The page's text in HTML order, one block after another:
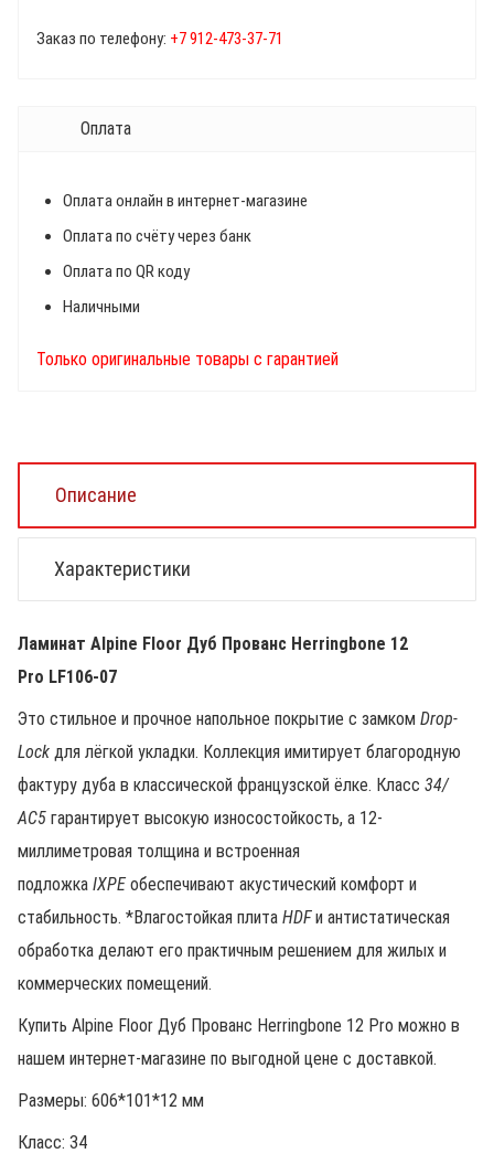
Заказ по телефону: +7 912-473-37-71
Оплата
Оплата онлайн в интернет-магазине
Оплата по счёту через банк
Оплата по QR коду
Наличными
Только оригинальные товары с гарантией
Описание
Характеристики
Ламинат Alpine Floor Дуб Прованс Herringbone 12
Pro LF106-07
Это стильное и прочное напольное покрытие с замком Drop-
Lock для лёгкой укладки. Коллекция имитирует благородную
фактуру дуба в классической французской ёлке. Класс 34/
АС5 гарантирует высокую износостойкость, а 12-
миллиметровая толщина и встроенная
подложка IXPE обеспечивают акустический комфорт и
стабильность. *Влагостойкая плита HDF и антистатическая
обработка делают его практичным решением для жилых и
коммерческих помещений.
Купить Alpine Floor Дуб Прованс Herringbone 12 Pro можно в
нашем интернет-магазине по выгодной цене с доставкой.
Размеры: 606*101*12 мм
Класс: 34